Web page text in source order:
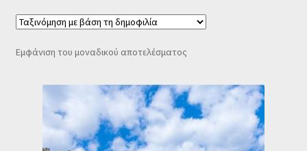
Επικοινωνία
Καλάθι
Κατάστημα
Ο λογαριασμός μου
Εμφάνιση του μοναδικού αποτελέσματος